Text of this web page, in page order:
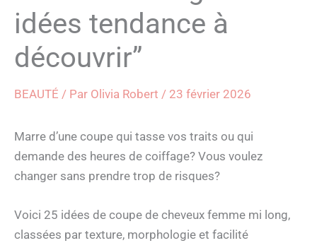
idées tendance à
découvrir”
BEAUTÉ / Par Olivia Robert / 23 février 2026
Marre d’une coupe qui tasse vos traits ou qui
demande des heures de coiffage? Vous voulez
changer sans prendre trop de risques?
Voici 25 idées de coupe de cheveux femme mi long,
classées par texture, morphologie et facilité